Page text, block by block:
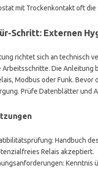
mit Trockenkontakt oft
Schritt: Externen
richtet sich an technisch
Die Anleitung
Modbus oder Funk.
Prüfe Datenblätter und
Handbuch
Relais akzeptiert.
Kenntnis